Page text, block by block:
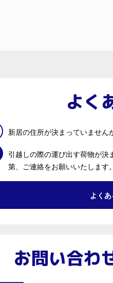
よく
新居の住所が決まっていません
引越しの際の運び出す荷物が
第、ご連絡をお願いいたします。
よく
お問い合わ